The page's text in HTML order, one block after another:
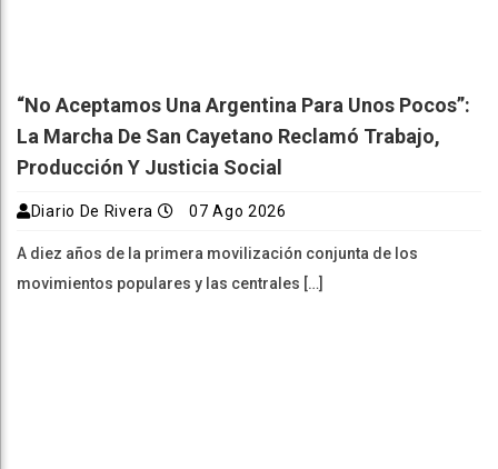
“No Aceptamos Una Argentina Para Unos Pocos”:
La Marcha De San Cayetano Reclamó Trabajo,
Producción Y Justicia Social
Diario De Rivera 07 Ago 2026
A diez años de la primera movilización conjunta de los
movimientos populares y las centrales […]